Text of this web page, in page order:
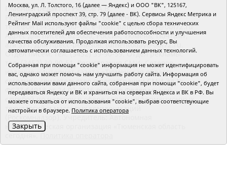
Главный редактор Рябков А.В.
Редакция: 625002, Тюмень, Осипенко, 81,
телефон (3452)49-00-18, e-mail: tumentoday@obl72.ru
Адрес для писем: 625000, Россия, Тюмень, Почтамт,
а/я 371. Для пресс-релизов: tumentoday@obl72.ru.
Отдел писем: тел. (3452) 39-90-59. Отдел рекламы:
тел. (3452) 39-90-51. Регистрация СМИ: Сетевое
издание «Интернет-газета «Тюменская область
сегодня», свидетельство о регистрации СМИ Эл №
ФС77-64918 от 24.02.2016 выдано Федеральной
службой по надзору в сфере связи, информационных
технологий и массовых коммуникаций
(Роскомнадзор). Учредитель: Автономная
некоммерческая организация «Тюменская область
Москва, ул. Л. Толстого, 16 (далее — Яндекс) и ООО "ВК", 125167,
Ленинградский проспект 39, стр. 79 (далее - ВК). Сервисы Яндекс Метрика и
Рейтинг Mail используют файлы "cookie" с целью сбора технических
данных посетителей для обеспечения работоспособности и улучшения
качества обслуживания. Продолжая использовать ресурс, Вы
автоматически соглашаетесь с использованием данных технологий.
Собранная при помощи "cookie" информация не может идентифицировать
вас, однако может помочь нам улучшить работу сайта. Информация об
использовании вами данного сайта, собранная при помощи "cookie", будет
передаваться Яндексу и ВК и храниться на серверах Яндекса и ВК в РФ. Вы
можете отказаться от использования "cookie", выбрав соответствующие
настройки в браузере. Политика оператора
Закрыть